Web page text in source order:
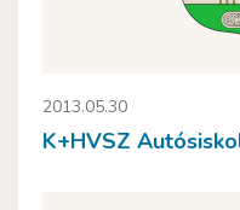
2013.05.30
K+HVSZ